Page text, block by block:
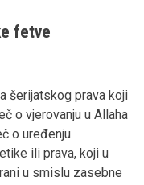
fetve
šerijatskog prava koji
o vjerovanju u Allaha
o uređenju
ili prava, koji u
u smislu zasebne